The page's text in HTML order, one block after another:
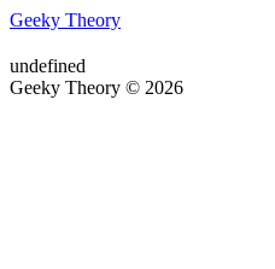
Geeky Theory
undefined
Geeky Theory © 2026